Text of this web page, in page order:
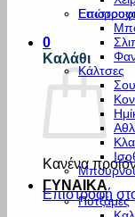
0
Καλάθι
Κανένα
Επιστροφή
Κάλτσες
ΓΥΝΑΙΚΑ
Πυτζάμες